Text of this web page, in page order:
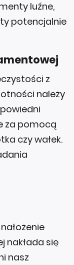
luźne,
potencjalnie
z
należy
za pomocą
czy wałek.
nakłada się
nasz